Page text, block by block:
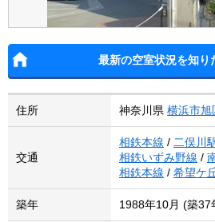
最新の空室状況を知り
住所 神奈川県 横浜市旭
交通
相鉄本線 / 二俣川
相鉄いずみ野線 /
相鉄本線 / 希望ケ
築年 1988年10月 (築37